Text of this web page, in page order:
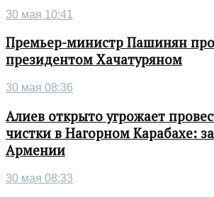
30 мая 10:41
Премьер-министр Пашинян
президентом Хачатуряном
30 мая 08:36
Алиев открыто угрожает
чистки в Нагорном Карабахе:
Армении
30 мая 08:33